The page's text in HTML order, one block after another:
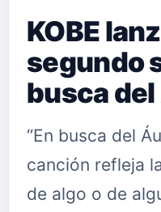
KOBE
segundo
busca
“En busca del
canción refleja
de algo o de